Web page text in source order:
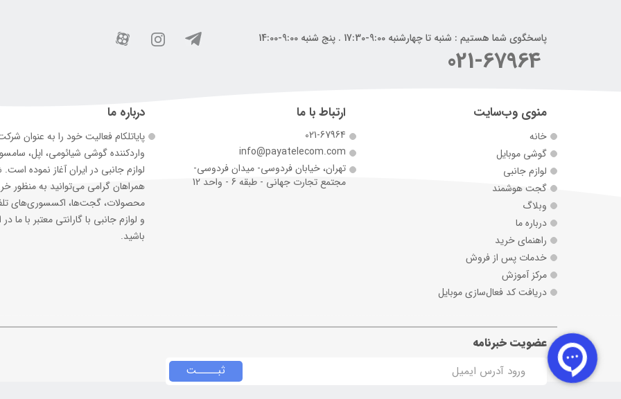
پاسخگوی شما هستیم : شنبه تا چهارشنبه 9:00-17:30 . پنج شنبه 9:00-14:00
021-67964
منوی وب‌سایت
خانه
گوشی موبایل
لوازم جانبی
گجت هوشمند
وبلاگ
درباره ما
راهنمای خرید
خدمات پس از فروش
مرکز آموزش
دریافت کد فعال‌سازی موبایل
ارتباط با ما
021-67964
info@payatelecom.com
تهران، خیابان فردوسی- میدان فردوسی-
مجتمع تجارت جهانی - طبقه 6 - واحد 12
درباره ما
پایاتلکام فعالیت خود را به عنوان
وارد‌کننده گوشی شیائومی، اپل،
لوازم جانبی در ایران آغاز نموده است.
همراهان گرامی می‌توانید به منظور
محصولات، گجت‌ها، اکسسوری‌های
و لوازم جانبی با گارانتی معتبر با ما در
باشید.
عضویت خبرنامه
ثبـــــت